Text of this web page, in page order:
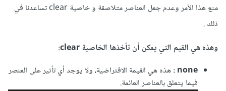
منع هذا الأمر وعدم جعل العناصر متلاصقة و خاصية clear تساعدنا في
ذلك .
وهذه هي القيم التي يمكن أن تأخذها الخاصية clear:
none : هذه هي القيمة الافتراضية، ولا يوجد أي تأثير على العنصر
فيما يتعلق بالعناصر العائمة.